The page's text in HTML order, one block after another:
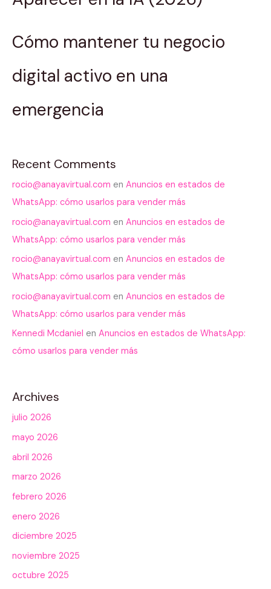
Cómo mantener tu negocio
digital activo en una
emergencia
Recent Comments
rocio@anayavirtual.com en Anuncios en estados de
WhatsApp: cómo usarlos para vender más
rocio@anayavirtual.com en Anuncios en estados de
WhatsApp: cómo usarlos para vender más
rocio@anayavirtual.com en Anuncios en estados de
WhatsApp: cómo usarlos para vender más
rocio@anayavirtual.com en Anuncios en estados de
WhatsApp: cómo usarlos para vender más
Kennedi Mcdaniel en Anuncios en estados de WhatsApp:
cómo usarlos para vender más
Archives
julio 2026
mayo 2026
abril 2026
marzo 2026
febrero 2026
enero 2026
diciembre 2025
noviembre 2025
octubre 2025